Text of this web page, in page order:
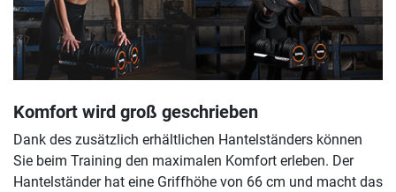
Komfort wird groß geschrieben
Dank des zusätzlich erhältlichen Hantelständers können
Sie beim Training den maximalen Komfort erleben. Der
Hantelständer hat eine Griffhöhe von 66 cm und macht das